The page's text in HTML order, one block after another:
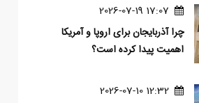
17:07 2026-07-19
چرا آذربایجان برای اروپا و آمریکا
اهمیت پیدا کرده است؟
12:32 2026-07-10